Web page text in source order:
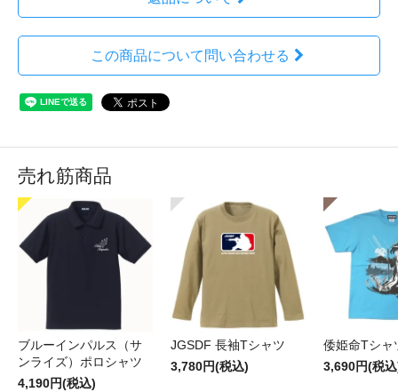
この商品について問い合わせる
売れ筋商品
ブルーインパルス（サ
ンライズ）ポロシャツ
4,190円(税込)
JGSDF 長袖Tシャツ
3,780円(税込)
倭姫命Tシャ
3,690円(税